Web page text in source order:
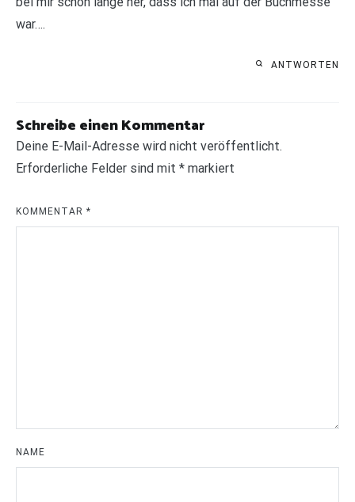
war….
ANTWORTEN
Schreibe einen Kommentar
Deine E-Mail-Adresse wird nicht veröffentlicht.
Erforderliche Felder sind mit * markiert
KOMMENTAR *
NAME